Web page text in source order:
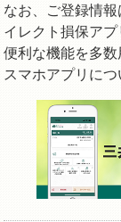
なお、ご登録情
イレクト損保アプ
便利な機能を多数
スマホアプリに